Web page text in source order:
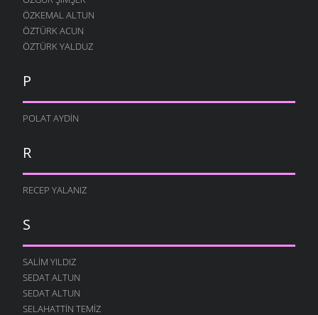
ÖZKEMAL ALTUN
ÖZTÜRK ACUN
ÖZTÜRK YALDUZ
P
POLAT AYDIN
R
RECEP YALANIZ
S
SALIM YILDIZ
SEDAT ALTUN
SEDAT ALTUN
SELAHATTIN TEMIZ